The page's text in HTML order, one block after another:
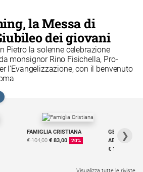
la Messa di
dei giovani
Pietro la solenne celebrazione
monsignor Rino Fisichella, Pro-
l'Evangelizzazione, con il benvenuto
FAMIGLIA CRISTIANA
€ 104,00 € 83,00 20%
GBABY
€ 16,99
❯
Visualizza tutte le riviste